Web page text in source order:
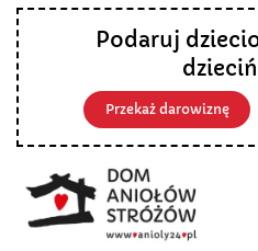
Podaruj
Przekaż darowiznę